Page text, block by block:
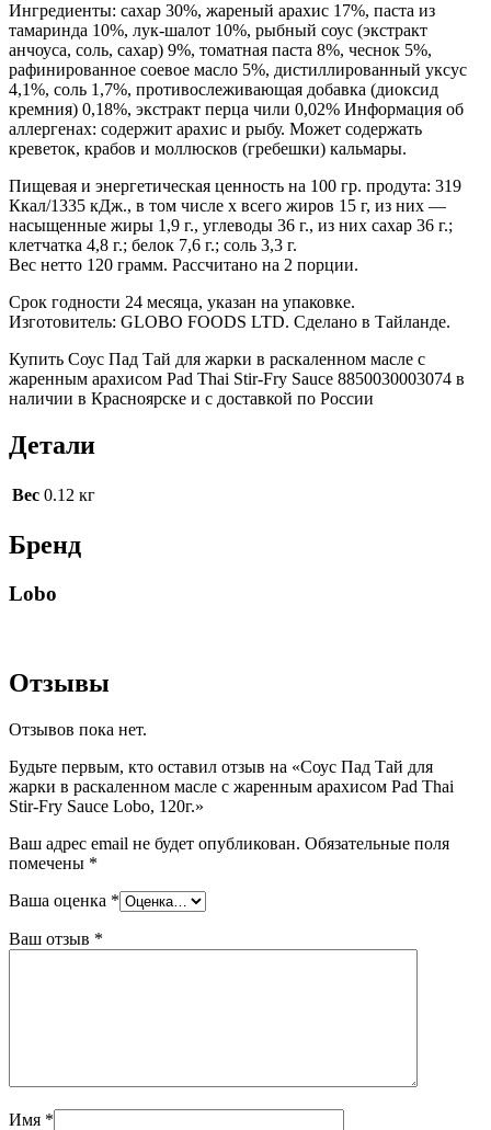
Ингредиенты: сахар 30%, жареный арахис 17%, паста из
тамаринда 10%, лук-шалот 10%, рыбный соус (экстракт
анчоуса, соль, сахар) 9%, томатная паста 8%, чеснок 5%,
рафинированное соевое масло 5%, дистиллированный уксус
4,1%, соль 1,7%, противослеживающая добавка (диоксид
кремния) 0,18%, экстракт перца чили 0,02% Информация об
аллергенах: содержит арахис и рыбу. Может содержать
креветок, крабов и моллюсков (гребешки) кальмары.
Пищевая и энергетическая ценность на 100 гр. продута: 319
Ккал/1335 кДж., в том числе х всего жиров 15 г, из них —
насыщенные жиры 1,9 г., углеводы 36 г., из них сахар 36 г.;
клетчатка 4,8 г.; белок 7,6 г.; соль 3,3 г.
Вес нетто 120 грамм. Рассчитано на 2 порции.
Срок годности 24 месяца, указан на упаковке.
Изготовитель: GLOBO FOODS LTD. Сделано в Тайланде.
Купить Соус Пад Тай для жарки в раскаленном масле с
жаренным арахисом Pad Thai Stir-Fry Sauce 8850030003074 в
наличии в Красноярске и с доставкой по России
Детали
Вес 0.12 кг
Бренд
Lobo
Отзывы
Отзывов пока нет.
Будьте первым, кто оставил отзыв на «Соус Пад Тай для
жарки в раскаленном масле с жаренным арахисом Pad Thai
Stir-Fry Sauce Lobo, 120г.»
Ваш адрес email не будет опубликован. Обязательные поля
помечены *
Ваша оценка *
Ваш отзыв *
Имя *